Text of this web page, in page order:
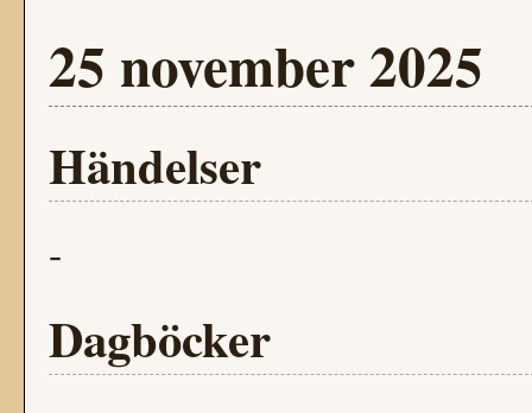
25 november 2025
Händelser
-
Dagböcker